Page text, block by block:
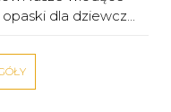
dla dziewcz...